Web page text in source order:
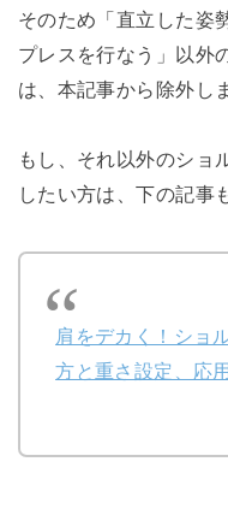
そのため「直立した姿
プレスを行なう」以外
は、本記事から除外し
もし、それ以外のショ
したい方は、下の記事
肩をデカく！ショ
方と重さ設定、応